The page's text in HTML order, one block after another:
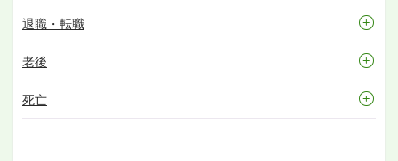
退職・転職
老後
死亡